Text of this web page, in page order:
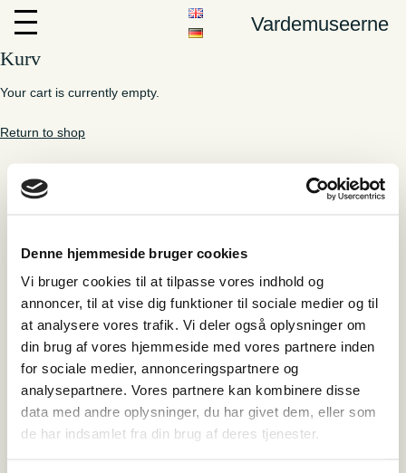
Denne hjemmeside bruger cookies
Vi bruger cookies til at tilpasse vores indhold og
annoncer, til at vise dig funktioner til sociale medier og til
at analysere vores trafik. Vi deler også oplysninger om
din brug af vores hjemmeside med vores partnere inden
for sociale medier, annonceringspartnere og
analysepartnere. Vores partnere kan kombinere disse
data med andre oplysninger, du har givet dem, eller som
de har indsamlet fra din brug af deres tjenester.
Vardemuseerne
Kurv
Your cart is currently empty.
Return to shop
Vardemuseerne
NaturKulturVarde
Arkæologi
Venneforeninger
Shop